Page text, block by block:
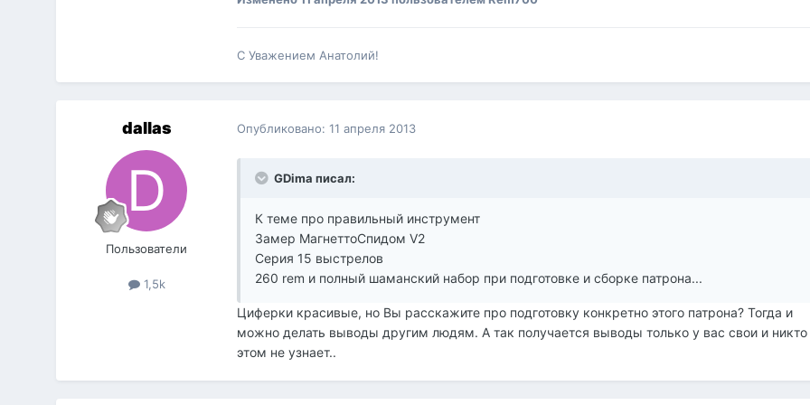
С Уважением Анатолий!
dаllаs
Пользователи
1,5k
Опубликовано:11 апреля 2013
GDima писал:
К теме про правильный инструмент
Замер МагнеттоСпидом V2
Серия 15 выстрелов
260 rem и полный шаманский набор при подготовке и сборке патрона...
Циферки красивые, но Вы расскажите про подготовку конкретно этого патрона? Тогда и
можно делать выводы другим людям. А так получается выводы только у вас свои и никто
этом не узнает..